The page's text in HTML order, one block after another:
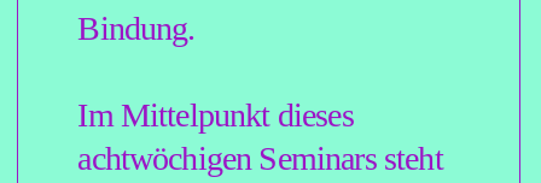
verändert und wie sich dieser
Wandel literarisch
Ein Schwerpunkt wird dabei
auf dem Zusammenspiel von